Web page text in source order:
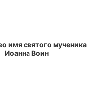
имя свя­то­го му­че­ни­ка
Иоан­на Воин